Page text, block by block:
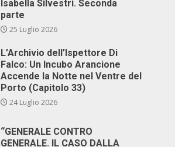
Isabella Silvestri. Seconda
parte
25 Luglio 2026
L’Archivio dell’Ispettore Di
Falco: Un Incubo Arancione
Accende la Notte nel Ventre del
Porto (Capitolo 33)
24 Luglio 2026
“GENERALE CONTRO
GENERALE. IL CASO DALLA